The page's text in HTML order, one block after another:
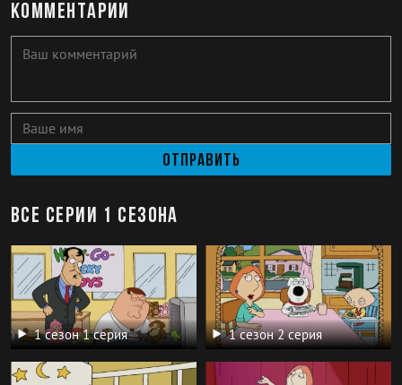
Комментарии
Отправить
Все серии 1 сезона
1 сезон 1 серия 1 сезон 2 серия